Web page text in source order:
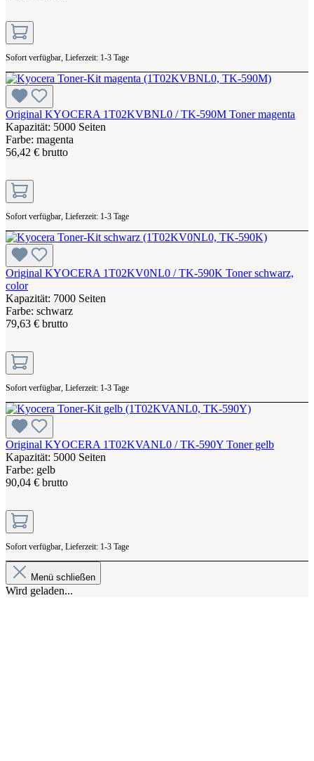
Sofort verfügbar, Lieferzeit: 1-3 Tage
Original KYOCERA 1T02KVBNL0 / TK-590M Toner magenta
Kapazität: 5000 Seiten
Farbe: magenta
56,42 € brutto
Sofort verfügbar, Lieferzeit: 1-3 Tage
Original KYOCERA 1T02KV0NL0 / TK-590K Toner schwarz,
color
Kapazität: 7000 Seiten
Farbe: schwarz
79,63 € brutto
Sofort verfügbar, Lieferzeit: 1-3 Tage
Original KYOCERA 1T02KVANL0 / TK-590Y Toner gelb
Kapazität: 5000 Seiten
Farbe: gelb
90,04 € brutto
Sofort verfügbar, Lieferzeit: 1-3 Tage
Menü schließen
Wird geladen...